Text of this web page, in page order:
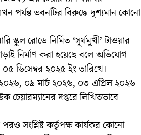
পর্যন্ত ভবনটির বিরুদ্ধে দৃশ্যমান কোনো
স্কুল রোডে নির্মিত ‘সূর্যমুখী’ টাওয়ার
নির্মাণ করা হয়েছে বলে অভিযোগ
ডিসেম্বর ২০২৫ ইং তারিখে।
০৯ মার্চ ২০২৬, ০৩ এপ্রিল ২০২৬
দপ্তরে লিখিতভাবে
সংশ্লিষ্ট কর্তৃপক্ষ কার্যকর কোনো